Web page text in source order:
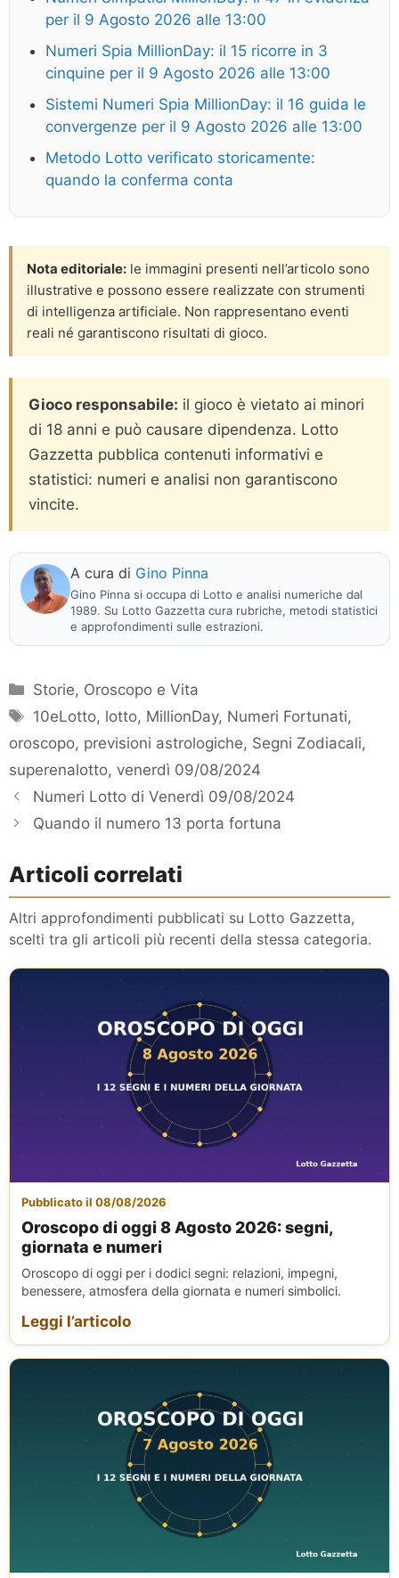
per il 9 Agosto 2026 alle 13:00
Numeri Spia MillionDay: il 15 ricorre in 3
cinquine per il 9 Agosto 2026 alle 13:00
Sistemi Numeri Spia MillionDay: il 16 guida le
convergenze per il 9 Agosto 2026 alle 13:00
Metodo Lotto verificato storicamente:
quando la conferma conta
Nota editoriale: le immagini presenti nell’articolo sono
illustrative e possono essere realizzate con strumenti
di intelligenza artificiale. Non rappresentano eventi
reali né garantiscono risultati di gioco.
Gioco responsabile: il gioco è vietato ai minori
di 18 anni e può causare dipendenza. Lotto
Gazzetta pubblica contenuti informativi e
statistici: numeri e analisi non garantiscono
vincite.
A cura di Gino Pinna
Gino Pinna si occupa di Lotto e analisi numeriche dal
1989. Su Lotto Gazzetta cura rubriche, metodi statistici
e approfondimenti sulle estrazioni.
Categorie
Storie, Oroscopo e Vita
Tag
10eLotto, lotto, MillionDay, Numeri Fortunati,
oroscopo, previsioni astrologiche, Segni Zodiacali,
superenalotto, venerdì 09/08/2024
Numeri Lotto di Venerdì 09/08/2024
Quando il numero 13 porta fortuna
Articoli correlati
Altri approfondimenti pubblicati su Lotto Gazzetta,
scelti tra gli articoli più recenti della stessa categoria.
Pubblicato il 08/08/2026
Oroscopo di oggi 8 Agosto 2026: segni,
giornata e numeri
Oroscopo di oggi per i dodici segni: relazioni, impegni,
benessere, atmosfera della giornata e numeri simbolici.
Leggi l’articolo